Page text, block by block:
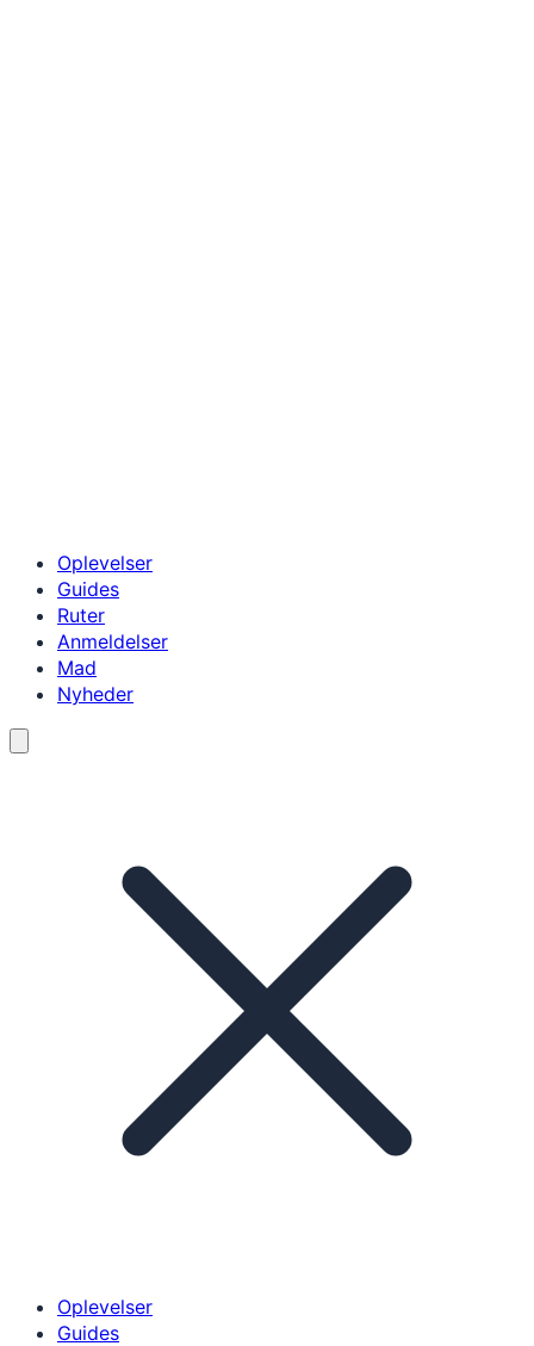
Oplevelser
Guides
Ruter
Anmeldelser
Mad
Nyheder
Oplevelser
Guides